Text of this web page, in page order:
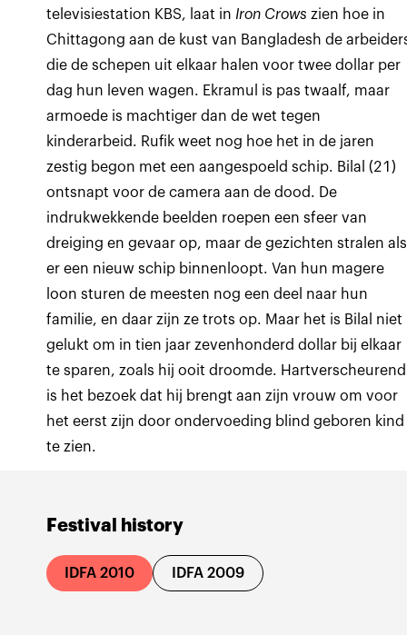
Festival history
IDFA 2010 IDFA 2009
televisiestation KBS, laat in Iron Crows zien hoe in
Chittagong aan de kust van Bangladesh de
die de schepen uit elkaar halen voor twee dollar per
dag hun leven wagen. Ekramul is pas twaalf, maar
armoede is machtiger dan de wet tegen
kinderarbeid. Rufik weet nog hoe het in de jaren
zestig begon met een aangespoeld schip. Bilal (21)
ontsnapt voor de camera aan de dood. De
indrukwekkende beelden roepen een sfeer van
dreiging en gevaar op, maar de gezichten stralen als
er een nieuw schip binnenloopt. Van hun magere
loon sturen de meesten nog een deel naar hun
familie, en daar zijn ze trots op. Maar het is Bilal niet
gelukt om in tien jaar zevenhonderd dollar bij elkaar
te sparen, zoals hij ooit droomde. Hartverscheurend
is het bezoek dat hij brengt aan zijn vrouw om voor
het eerst zijn door ondervoeding blind geboren kind
te zien.